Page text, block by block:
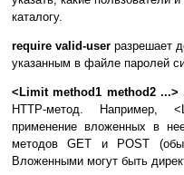
каталогу.
require valid-user разрешает
указанным в файле паролей
<Limit method1 method2 ...>
HTTP-метод. Например,
применение вложенных в
методов GET и POST
Вложенными могут быть